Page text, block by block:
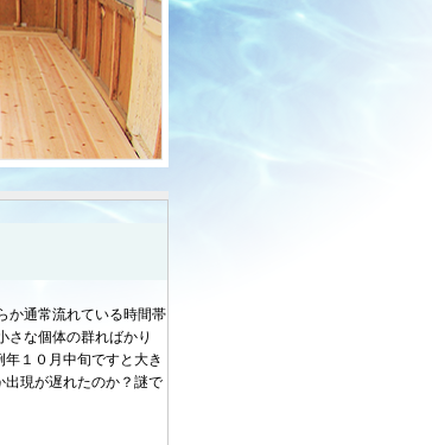
か通常流れている時間帯
さな個体の群ればかり
１０月中旬ですと大き
出現が遅れたのか？謎で